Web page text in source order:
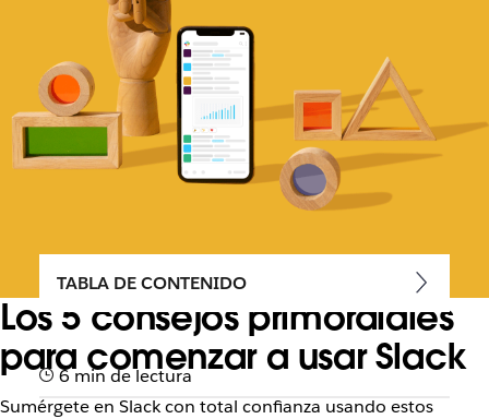
Los 5 consejos primordiales
para comenzar a usar Slack
Sumérgete en Slack con total confianza usando estos
TABLA DE CONTENIDO
6 min de lectura